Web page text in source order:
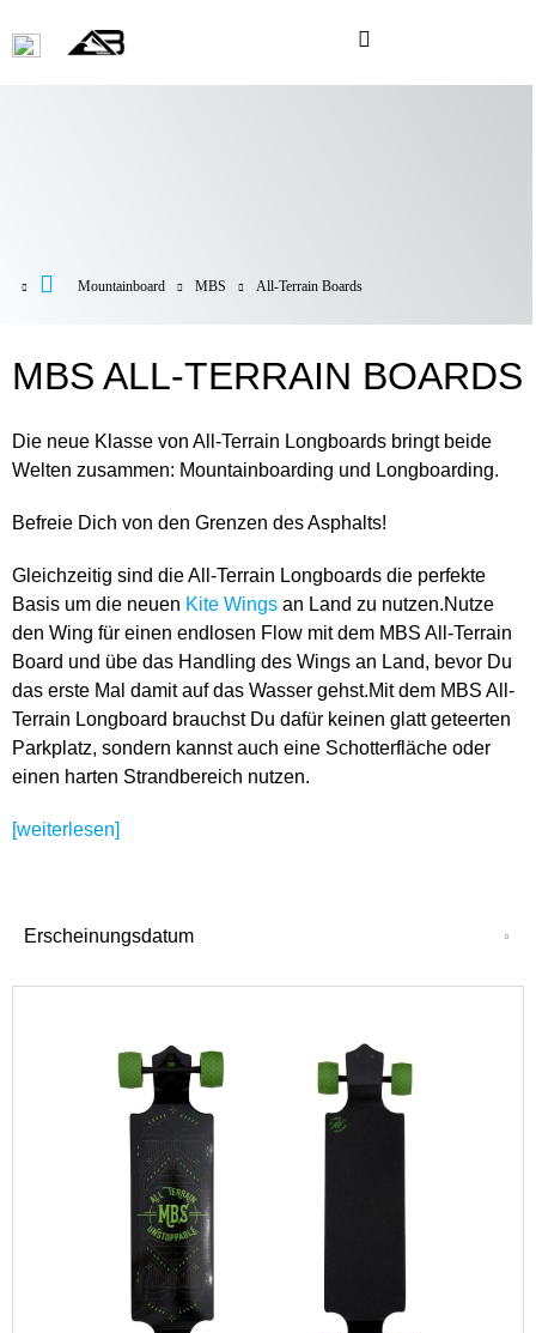
Mountainboard MBS All-Terrain Boards
MBS ALL-TERRAIN BOARDS
Die neue Klasse von All-Terrain Longboards bringt beide
Welten zusammen: Mountainboarding und Longboarding.
Befreie Dich von den Grenzen des Asphalts!
Gleichzeitig sind die All-Terrain Longboards die perfekte
Basis um die neuen Kite Wings an Land zu nutzen.Nutze
den Wing für einen endlosen Flow mit dem MBS All-Terrain
Board und übe das Handling des Wings an Land, bevor Du
das erste Mal damit auf das Wasser gehst.Mit dem MBS All-
Terrain Longboard brauchst Du dafür keinen glatt geteerten
Parkplatz, sondern kannst auch eine Schotterfläche oder
einen harten Strandbereich nutzen.
[weiterlesen]